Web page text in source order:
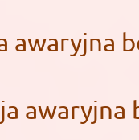
awaryjna
awaryjna